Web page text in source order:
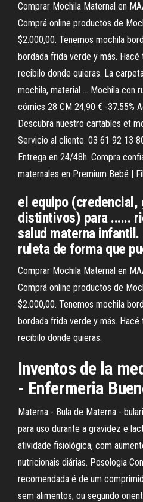
Comprar Mochila Maternal en
Comprá online productos de
$2.000,00. Tenemos mochila
bordada frida verde y más. Hacé
recibilo donde quieras. La
mochila, material ... Mochila con
cómics 28 CM 24,90 € -37.55%
Descubra nuestro cartables et
Servicio al cliente. 03 61 92 13
Entrega en 24/48h. Compra
maternales en Premium Bebé |
el equipo (credencial,
distintivos) para ......
salud materna
ruleta de forma que
Comprar Mochila Maternal en
Comprá online productos de
$2.000,00. Tenemos mochila
bordada frida verde y más. Hacé
recibilo donde quieras.
Inventos de la
- Enfermeria
Materna - Bula de Materna -
para uso durante a gravidez e
atividade fisiológica, com
nutricionais diárias. Posologia
recomendada é de um
sem alimentos, ou segundo